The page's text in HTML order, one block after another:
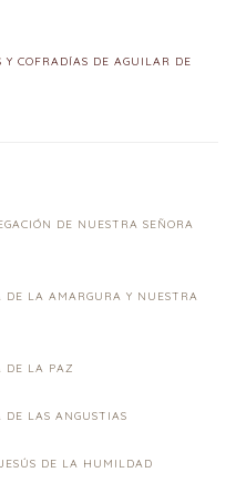
COFRADÍAS DE AGUILAR DE
DE NUESTRA SEÑORA
LA AMARGURA Y NUESTRA
DE LA PAZ
LAS ANGUSTIAS
DE LA HUMILDAD